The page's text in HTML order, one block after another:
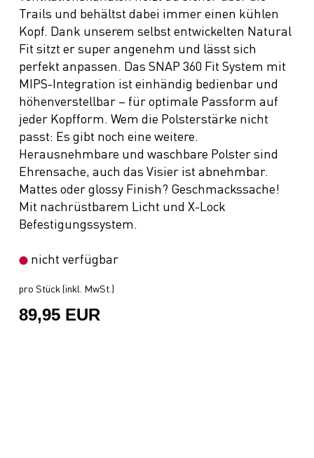
Trails und behältst dabei immer einen kühlen
Kopf. Dank unserem selbst entwickelten Natural
Fit sitzt er super angenehm und lässt sich
perfekt anpassen. Das SNAP 360 Fit System mit
MIPS-Integration ist einhändig bedienbar und
höhenverstellbar – für optimale Passform auf
jeder Kopfform. Wem die Polsterstärke nicht
passt: Es gibt noch eine weitere.
Herausnehmbare und waschbare Polster sind
Ehrensache, auch das Visier ist abnehmbar.
Mattes oder glossy Finish? Geschmackssache!
Mit nachrüstbarem Licht und X-Lock
Befestigungssystem.
nicht verfügbar
pro Stück (inkl. MwSt.)
89,95 EUR